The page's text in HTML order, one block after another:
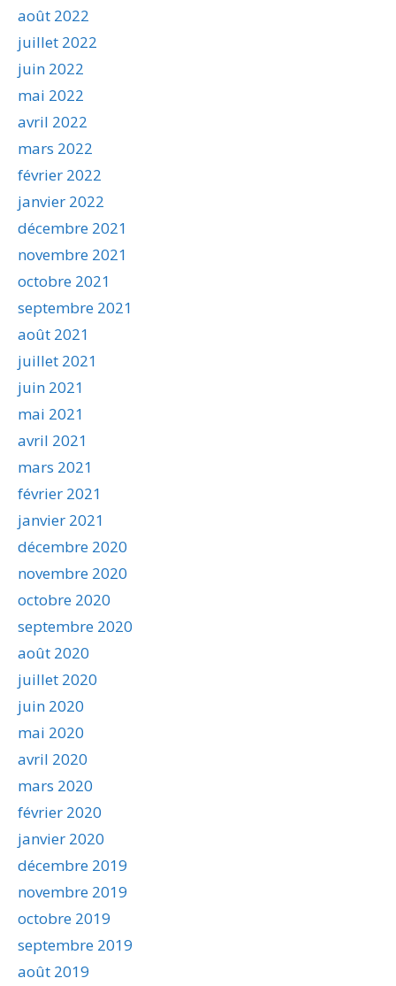
août 2022
juillet 2022
juin 2022
mai 2022
avril 2022
mars 2022
février 2022
janvier 2022
décembre 2021
novembre 2021
octobre 2021
septembre 2021
août 2021
juillet 2021
juin 2021
mai 2021
avril 2021
mars 2021
février 2021
janvier 2021
décembre 2020
novembre 2020
octobre 2020
septembre 2020
août 2020
juillet 2020
juin 2020
mai 2020
avril 2020
mars 2020
février 2020
janvier 2020
décembre 2019
novembre 2019
octobre 2019
septembre 2019
août 2019